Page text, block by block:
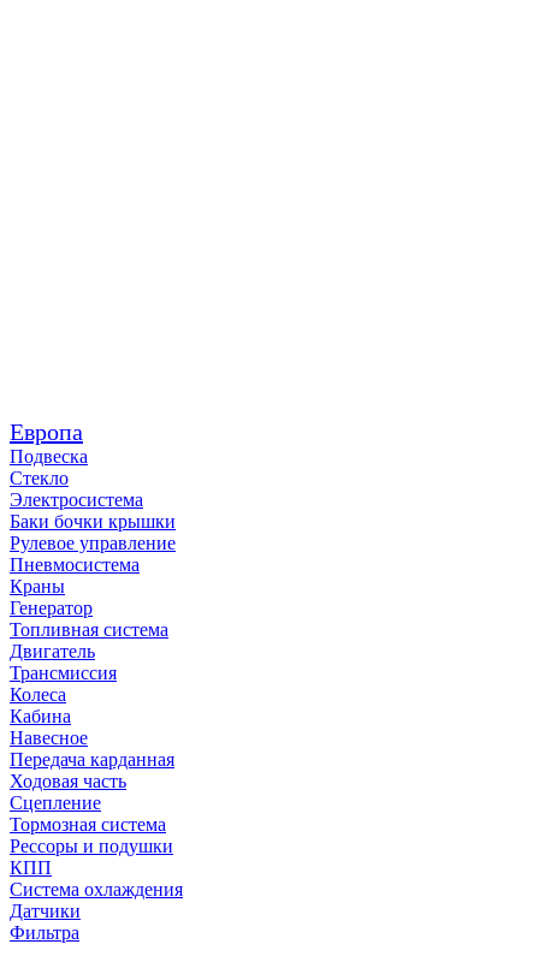
Европа
Подвеска
Стекло
Электросистема
Баки бочки крышки
Рулевое управление
Пневмосистема
Краны
Генератор
Топливная система
Двигатель
Трансмиссия
Колеса
Кабина
Навесное
Передача карданная
Ходовая часть
Сцепление
Тормозная система
Рессоры и подушки
КПП
Система охлаждения
Датчики
Фильтра